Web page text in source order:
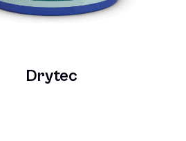
Drytec